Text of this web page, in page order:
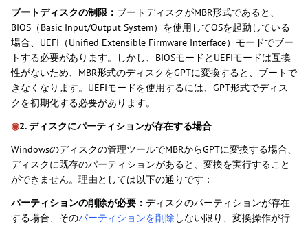
ブートディスクの制限： ブートディスクがMBR形式であると、
BIOS（Basic Input/Output System）を使用してOSを起動している
場合、UEFI（Unified Extensible Firmware Interface）モードでブー
トする必要があります。しかし、BIOSモードとUEFIモードは互換
性がないため、MBR形式のディスクをGPTに変換すると、ブートで
きなくなります。UEFIモードを使用するには、GPT形式でディス
クを初期化する必要があります。
◉2. ディスクにパーティションが存在する場合
Windowsのディスクの管理ツールでMBRからGPTに変換する場合、
ディスクに既存のパーティションがあると、変換を実行すること
ができません。理由としては以下の通りです：
パーティションの削除が必要： ディスクのパーティションが存在
する場合、そのパーティションを削除 しない限り、変換操作が行